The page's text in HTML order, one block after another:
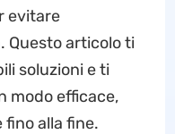
evitare
Questo articolo ti
soluzioni e ti
modo efficace,
alla fine.